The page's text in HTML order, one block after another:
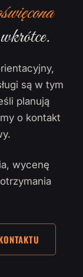
są w tym
planują
o kontakt
wycenę